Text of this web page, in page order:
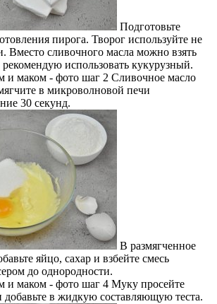
Подготовьте
пирога. Творог используйте не
Вместо сливочного масла можно взять
использовать кукурузный.
Сливочное масло
в микроволновой печи
30 секунд.
В размягченное
яйцо, сахар и взбейте смесь
до однородности.
Муку просейте
добавьте в жидкую составляющую теста.